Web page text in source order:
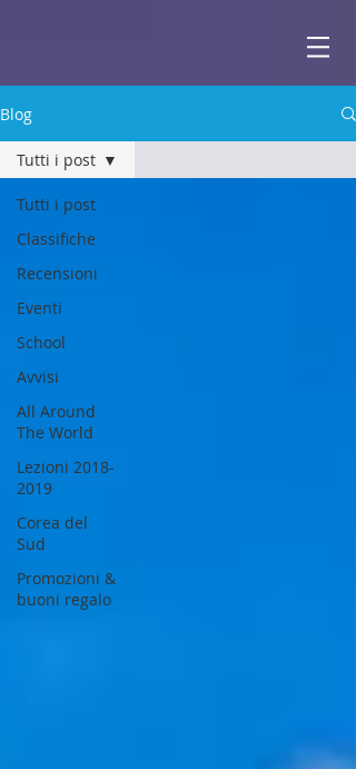
Scuola di
Blog
Tutti i post
Classifiche
Recensioni
Eventi
School
Avvisi
All Around
The World
Lezioni 2018-
2019
Corea del
Sud
Promozioni &
buoni regalo
Tutti i post